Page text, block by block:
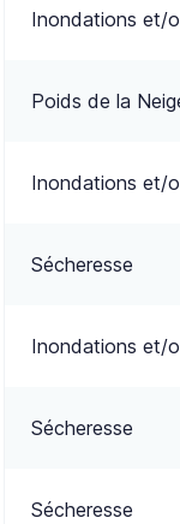
Inondations et/
Poids de la
Inondations et/
Sécheresse
Inondations et/
Sécheresse
Sécheresse